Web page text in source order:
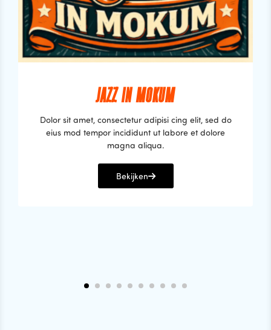
JAZZ IN MOKUM
Dolor sit amet, consectetur adipisi cing elit, sed do
eius mod tempor incididunt ut labore et dolore
magna aliqua.
Bekijken